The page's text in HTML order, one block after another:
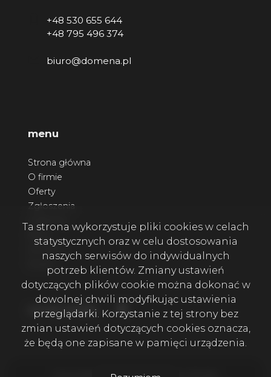
+48 530 655 644
+48 795 496 374
biuro@domena.pl
menu
Strona główna
O firmie
Oferty
Zgłoszenia
Kontakt
social media Facebook
Ta strona wykorzystuje pliki cookies w celach
statystycznych oraz w celu dostosowania
naszych serwisów do indywidualnych
potrzeb klientów. Zmiany ustawień
dotyczących plików cookie można dokonać w
dowolnej chwili modyfikując ustawienia
przeglądarki. Korzystanie z tej strony bez
zmian ustawień dotyczących cookies oznacza,
że będą one zapisane w pamięci urządzenia.